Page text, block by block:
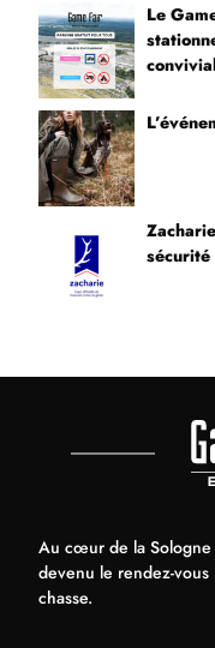
Le
sécurité
Au cœur de la Sologne
devenu le rendez-
chasse.